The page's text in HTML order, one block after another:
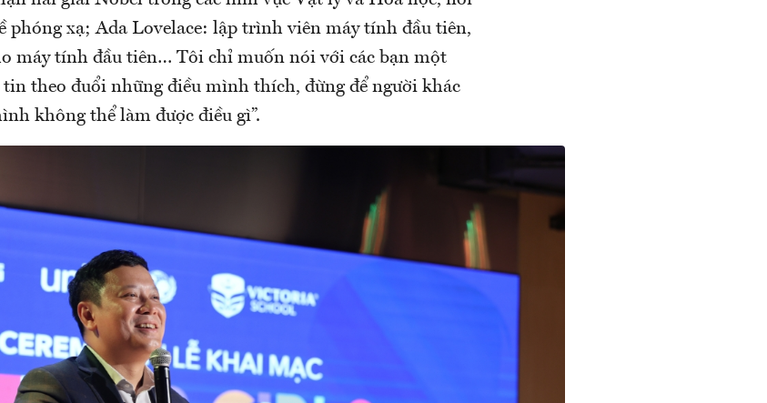
phóng xạ; Ada Lovelace: lập trình viên máy tính đầu tiên,
máy tính đầu tiên… Tôi chỉ muốn nói với các bạn một
tin theo đuổi những điều mình thích, đừng để người khác
không thể làm được điều gì”.